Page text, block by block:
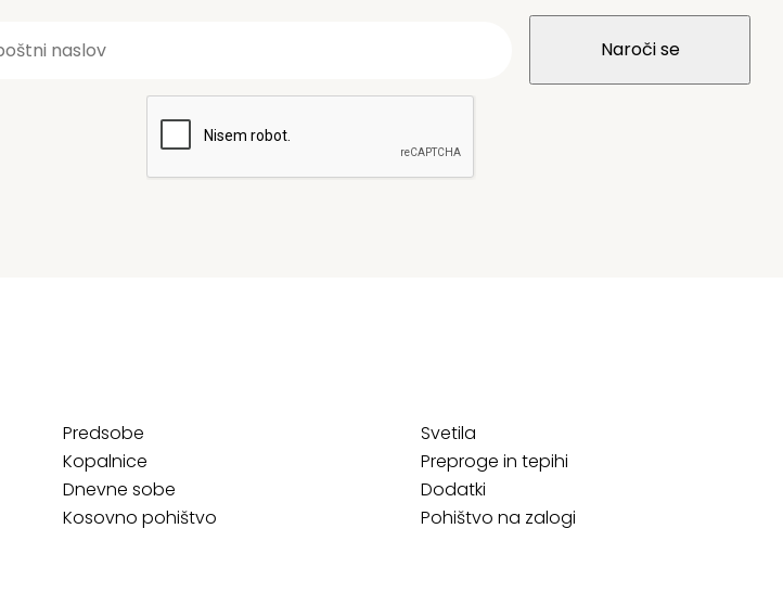
Predsobe
Kopalnice
Dnevne sobe
Kosovno pohištvo
Svetila
Preproge in tepihi
Dodatki
Pohištvo na zalogi